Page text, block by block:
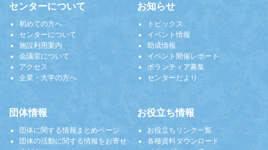
センターについて
初めての方へ
センターについて
施設利用案内
会議室について
アクセス
企業・大学の方へ
お知らせ
トピックス
イベント情報
助成情報
イベント開催レポート
ボランティア募集
センターだより
団体情報
団体に関する情報まとめページ
団体の活動に関する情報をお寄せ
お役立ち情報
お役立ちリンク一覧
各種資料ダウンロード